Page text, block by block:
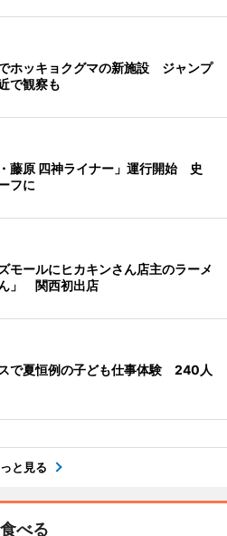
ホッキョクグマの新施設 ジャンプ
で観察も
藤原 四神ライナー」運行開始 史
フに
モールにヒカキンさん店主のラーメ
」 関西初出店
で夏恒例の子ども仕事体験 240人
と見る
食べる